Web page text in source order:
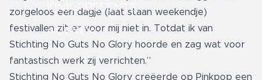
KINK PRESENTS
AGENDA
zorgeloos een dagje (laat staan weekendje)
festivallen zit er voor mij niet in. Totdat ik van
Stichting No Guts No Glory hoorde en zag wat voor
fantastisch werk zij verrichten.”
Stichting No Guts No Glory creëerde op Pinkpop een